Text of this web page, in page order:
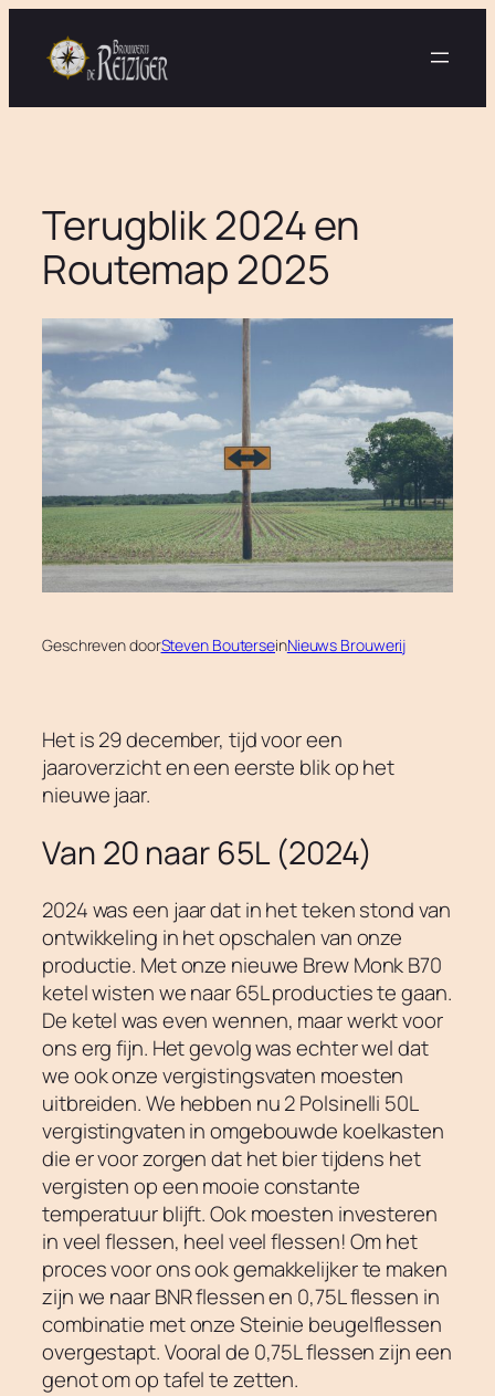
inhoud
Terugblik 2024 en
Routemap 2025
Geschreven doorSteven BouterseinNieuws Brouwerij
Het is 29 december, tijd voor een
jaaroverzicht en een eerste blik op het
nieuwe jaar.
Van 20 naar 65L (2024)
2024 was een jaar dat in het teken stond van
ontwikkeling in het opschalen van onze
productie. Met onze nieuwe Brew Monk B70
ketel wisten we naar 65L producties te gaan.
De ketel was even wennen, maar werkt voor
ons erg fijn. Het gevolg was echter wel dat
we ook onze vergistingsvaten moesten
uitbreiden. We hebben nu 2 Polsinelli 50L
vergistingvaten in omgebouwde koelkasten
die er voor zorgen dat het bier tijdens het
vergisten op een mooie constante
temperatuur blijft. Ook moesten investeren
in veel flessen, heel veel flessen! Om het
proces voor ons ook gemakkelijker te maken
zijn we naar BNR flessen en 0,75L flessen in
combinatie met onze Steinie beugelflessen
overgestapt. Vooral de 0,75L flessen zijn een
genot om op tafel te zetten.